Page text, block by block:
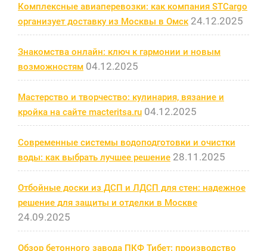
Комплексные авиаперевозки: как компания STCargo
организует доставку из Москвы в Омск 24.12.2025
Знакомства онлайн: ключ к гармонии и новым
возможностям 04.12.2025
Мастерство и творчество: кулинария, вязание и
кройка на сайте macteritsa.ru 04.12.2025
Современные системы водоподготовки и очистки
воды: как выбрать лучшее решение 28.11.2025
Отбойные доски из ДСП и ЛДСП для стен: надежное
решение для защиты и отделки в Москве
24.09.2025
Обзор бетонного завода ПКФ Тибет: производство